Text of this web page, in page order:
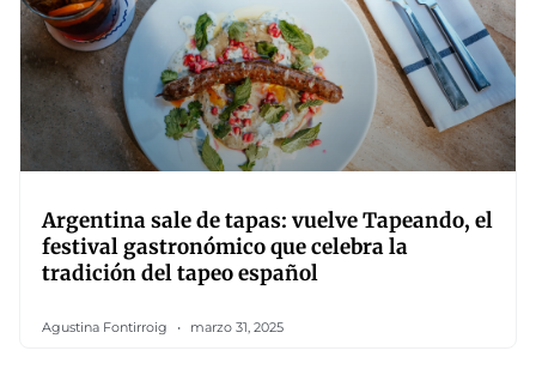
Argentina sale de tapas: vuelve Tapeando, el
festival gastronómico que celebra la
tradición del tapeo español
Agustina Fontirroig marzo 31, 2025